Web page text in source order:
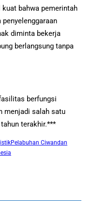
bahwa pemerintah
diminta bekerja
berlangsung tanpa
berfungsi
menjadi salah satu
terakhir.***
Pelabuhan Ciwandan